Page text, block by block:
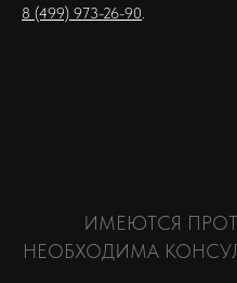
8 (499) 973-26-90
ИМЕЮТСЯ
НЕОБХОДИМА